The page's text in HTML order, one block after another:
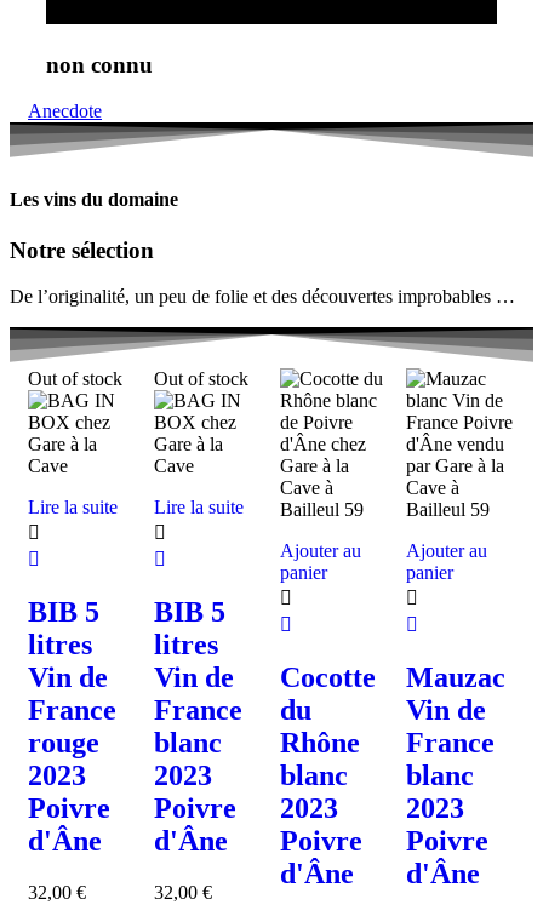
non connu
Anecdote
Les vins du domaine
Notre sélection
De l’originalité, un peu de folie et des découvertes improbables …
Out of stock
Lire la suite
BIB 5
litres
Vin de
France
rouge
2023
Poivre
d'Âne
32,00 €
Out of stock
Lire la suite
BIB 5
litres
Vin de
France
blanc
2023
Poivre
d'Âne
32,00 €
Ajouter au
panier
Cocotte
du
Rhône
blanc
2023
Poivre
d'Âne
Ajouter au
panier
Mauzac
Vin de
France
blanc
2023
Poivre
d'Âne